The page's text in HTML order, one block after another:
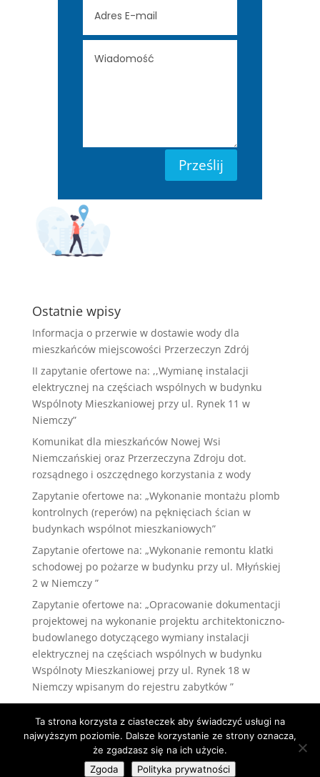
Prześlij
Ostatnie wpisy
Informacja o przerwie w dostawie wody dla
mieszkańców miejscowości Przerzeczyn Zdrój
II zapytanie ofertowe na: ,,Wymianę instalacji
elektrycznej na częściach wspólnych w budynku
Wspólnoty Mieszkaniowej przy ul. Rynek 11 w
Niemczy”
Komunikat dla mieszkańców Nowej Wsi
Niemczańskiej oraz Przerzeczyna Zdroju dot.
rozsądnego i oszczędnego korzystania z wody
Zapytanie ofertowe na: „Wykonanie montażu plomb
kontrolnych (reperów) na pęknięciach ścian w
budynkach wspólnot mieszkaniowych”
Zapytanie ofertowe na: „Wykonanie remontu klatki
schodowej po pożarze w budynku przy ul. Młyńskiej
2 w Niemczy ”
Zapytanie ofertowe na: „Opracowanie dokumentacji
projektowej na wykonanie projektu architektoniczno-
budowlanego dotyczącego wymiany instalacji
elektrycznej na częściach wspólnych w budynku
Wspólnoty Mieszkaniowej przy ul. Rynek 18 w
Niemczy wpisanym do rejestru zabytków ”
Komunikat dla mieszkańców Nowej Wsi
Niemczańskiej oraz Przerzeczyna – Zdroju dotyczący
racjonalnego korzystania z wody
Ta strona korzysta z ciasteczek aby świadczyć usługi na
najwyższym poziomie. Dalsze korzystanie ze strony oznacza,
że zgadzasz się na ich użycie.
Zgoda
Polityka prywatności